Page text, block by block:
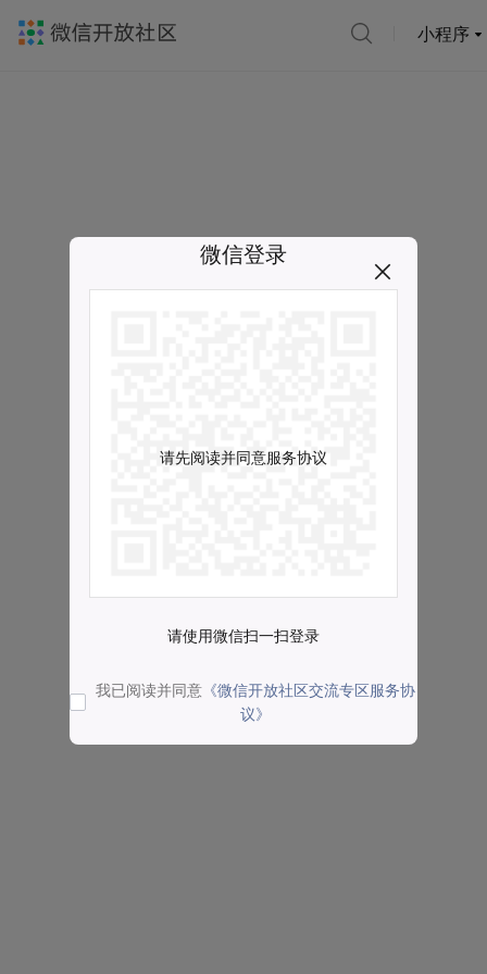
小程序
微信登录
请先阅读并同意服务协议
请使用微信扫一扫登录
我已阅读并同意 《微信开放社区交流专区服务协
议》